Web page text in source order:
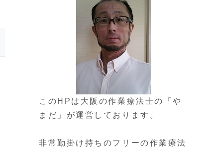
このHPは大阪の作業療法士の「や
まだ」が運営しております。
非常勤掛け持ちのフリーの作業療法